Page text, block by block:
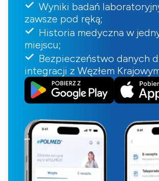
Wyniki badań
zawsze pod ręką;
Historia medyczna w
miejscu;
Bezpieczeństwo danych
integracji z Węzłem